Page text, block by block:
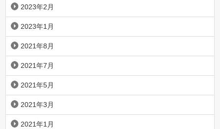
2023年2月
2023年1月
2021年8月
2021年7月
2021年5月
2021年3月
2021年1月